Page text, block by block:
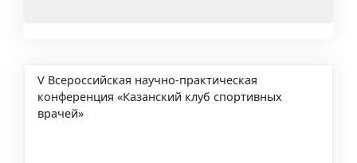
V Всероссийская научно-практическая
конференция «Казанский клуб спортивных
врачей»